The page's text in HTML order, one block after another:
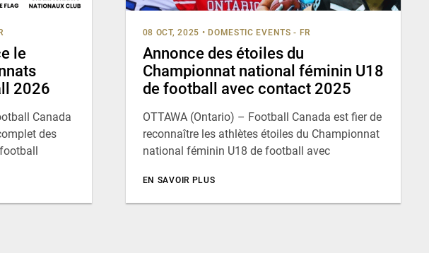
le
2026
Canada
des
08 OCT, 2025 • DOMESTIC EVENTS - FR
Annonce des étoiles du
Championnat national féminin U18
de football avec contact 2025
OTTAWA (Ontario) – Football Canada est fier de
reconnaître les athlètes étoiles du Championnat
national féminin U18 de football avec
EN SAVOIR PLUS